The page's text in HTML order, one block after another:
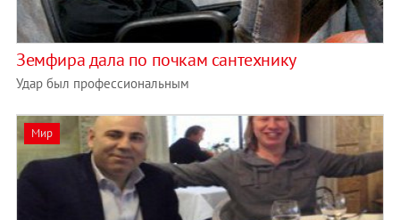
Земфира дала по почкам сантехнику
Удар был профессиональным
Мир